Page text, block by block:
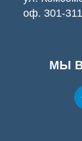
оф. 301-311
МЫ